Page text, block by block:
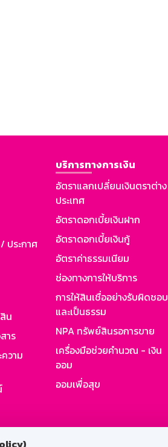
ประกาศ
น
าร
วาม
บริการทางการเงิน
อัตราแลกเปลี่ยนเงินตราต่าง
ประเทศ
อัตราดอกเบี้ยเงินฝาก
อัตราดอกเบี้ยเงินกู้
อัตราค่าธรรมเนียม
ช่องทางการให้บริการ
การให้สินเชื่ออย่างรับผิดชอบ
และเป็นธรรม
NPA ทรัพย์สินรอการขาย
เครื่องมือช่วยคำนวณ - เงิน
ออม
ออมเพื่อสุข